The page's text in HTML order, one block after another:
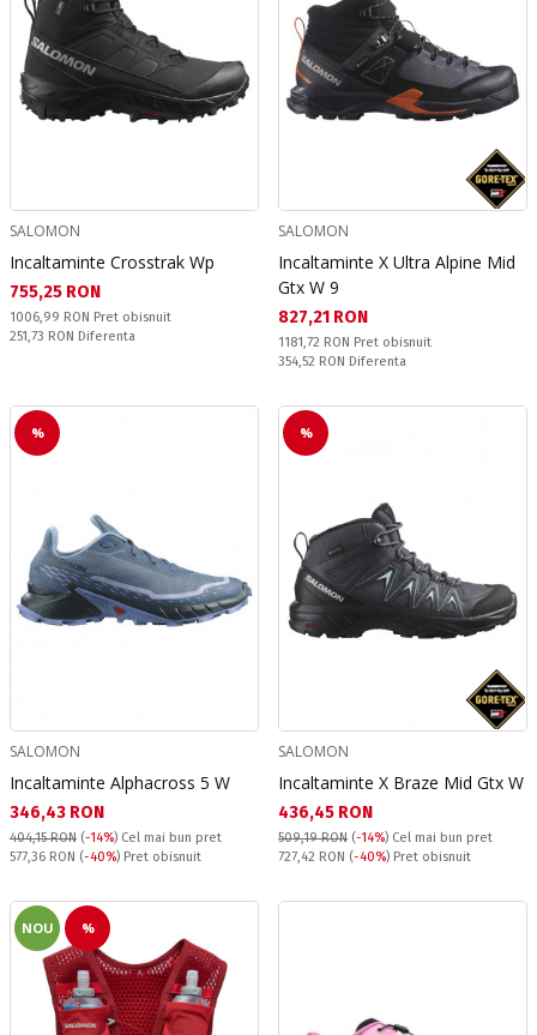
SALOMON
Incaltaminte Crosstrak Wp
Текуща цена:
755,25 RON
Pret obisnuit:
1006,99 RON Pret obisnuit
Спестявате:
251,73 RON Diferenta
SALOMON
Incaltaminte X Ultra Alpine Mid
Gtx W 9
Текуща цена:
827,21 RON
Pret obisnuit:
1181,72 RON Pret obisnuit
Спестявате:
354,52 RON Diferenta
%
SALOMON
Incaltaminte Alphacross 5 W
Текуща цена:
346,43 RON
404,15 RON (-14%) Cel mai bun pret
Pret obisnuit:
577,36 RON (-40%) Pret obisnuit
%
SALOMON
Incaltaminte X Braze Mid Gtx W
Текуща цена:
436,45 RON
509,19 RON (-14%) Cel mai bun pret
Pret obisnuit:
727,42 RON (-40%) Pret obisnuit
NOU %